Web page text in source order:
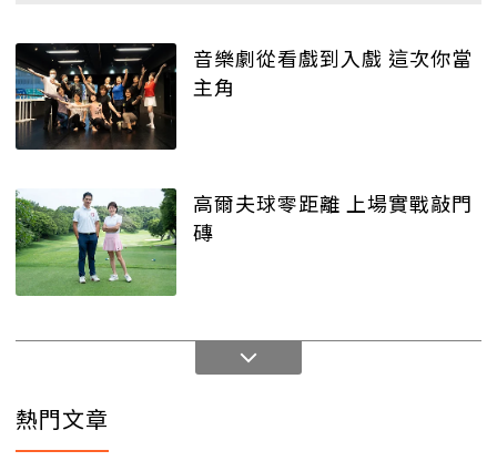
音樂劇從看戲到入戲 這次你當
主角
高爾夫球零距離 上場實戰敲門
磚
熱門文章